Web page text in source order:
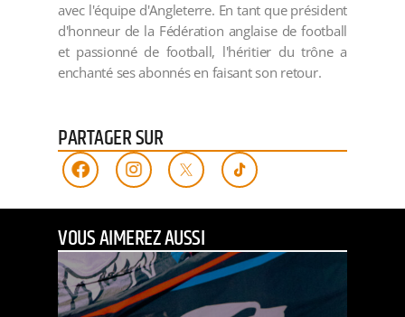
avec l'équipe d'Angleterre. En tant que président
d'honneur de la Fédération anglaise de football
et passionné de football, l'héritier du trône a
enchanté ses abonnés en faisant son retour.
PARTAGER SUR
VOUS AIMEREZ AUSSI